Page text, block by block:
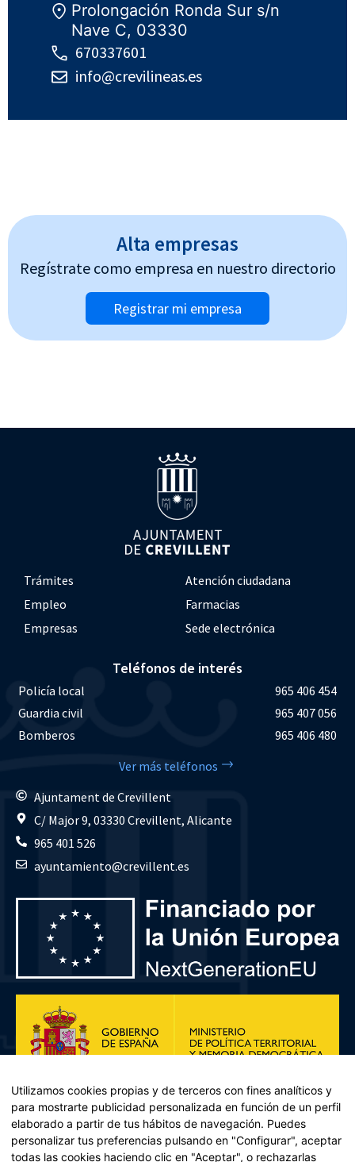
Prolongación Ronda Sur s/n
Nave C, 03330
670337601
info@crevilineas.es
Alta empresas
Regístrate como empresa en nuestro directorio
Registrar mi empresa
Trámites
Atención ciudadana
Empleo
Farmacias
Empresas
Sede electrónica
Teléfonos de interés
Policía local
965 406 454
Guardia civil
965 407 056
Bomberos
965 406 480
Ver más teléfonos
Ajuntament de Crevillent
C/ Major 9, 03330 Crevillent, Alicante
965 401 526
ayuntamiento@crevillent.es
Utilizamos cookies propias y de terceros con fines analíticos y
para mostrarte publicidad personalizada en función de un perfil
elaborado a partir de tus hábitos de navegación. Puedes
personalizar tus preferencias pulsando en "Configurar", aceptar
todas las cookies haciendo clic en "Aceptar", o rechazarlas